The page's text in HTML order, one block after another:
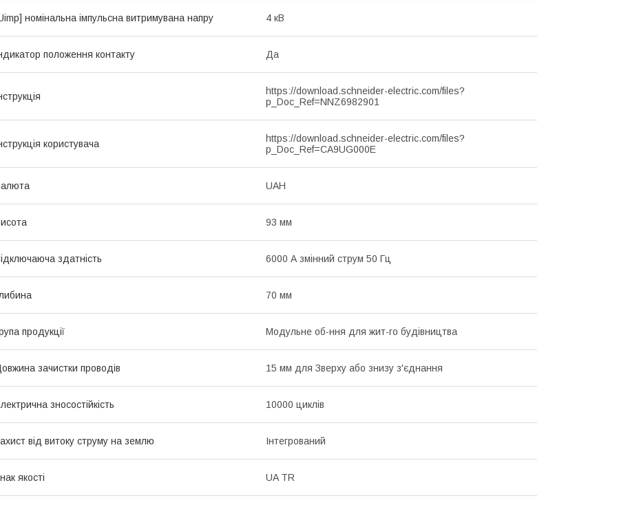
номінальна імпульсна витримувана напру 4 кВ
положення контакту Да
https://download.schneider-electric.com/files?
p_Doc_Ref=NNZ6982901
користувача
https://download.schneider-electric.com/files?
p_Doc_Ref=CA9UG000E
UAH
93 мм
здатність 6000 А змінний струм 50 Гц
70 мм
продукції Модульне об-ння для жит-го будівництва
зачистки проводів 15 мм для Зверху або знизу з'єднання
зносостійкість 10000 циклів
від витоку струму на землю Інтегрований
якості UA TR